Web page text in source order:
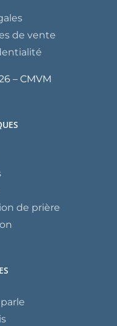
de vente
– CMVM
de prière